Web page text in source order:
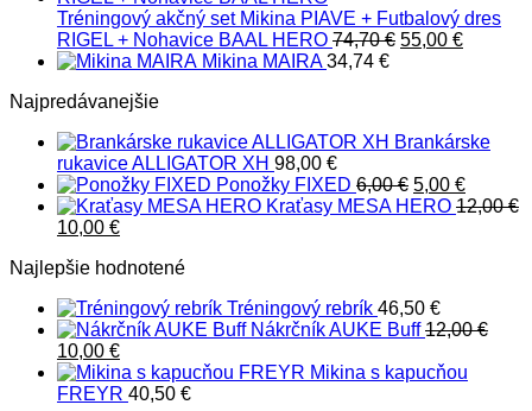
Tréningový akčný set Mikina PIAVE + Futbalový dres
RIGEL + Nohavice BAAL HERO 74,70€ Pôvodná
55,00 €
Mikina MAIRA 34,74 €
Najpredávanejšie
Brankárske
rukavice ALLIGATOR XH 98,00 €
Ponožky FIXED 6,00€ Pôvodná
cena
5,00 €
cena
Kraťasy MESA HERO 12,00€
Pôvodná
bola:
10,00 €Aktuálna
je:
Najlepšie hodnotené
Tréningový rebrík 46,50 €
Nákrčník AUKE Buff 12,00€
Pôvodná
cena
bola:
10,00 €Aktuálna
cena
je:
Mikina s kapucňou
FREYR 40,50 €